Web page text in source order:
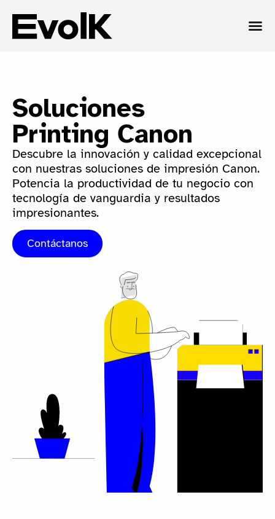
Soluciones
Printing Canon
Descubre la innovación y calidad excepcional
con nuestras soluciones de impresión Canon.
Potencia la productividad de tu negocio con
tecnología de vanguardia y resultados
impresionantes.
Contáctanos